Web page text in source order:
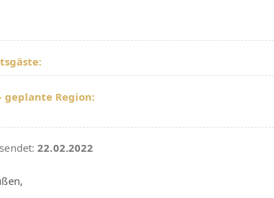
geplante Region:
22.02.2022